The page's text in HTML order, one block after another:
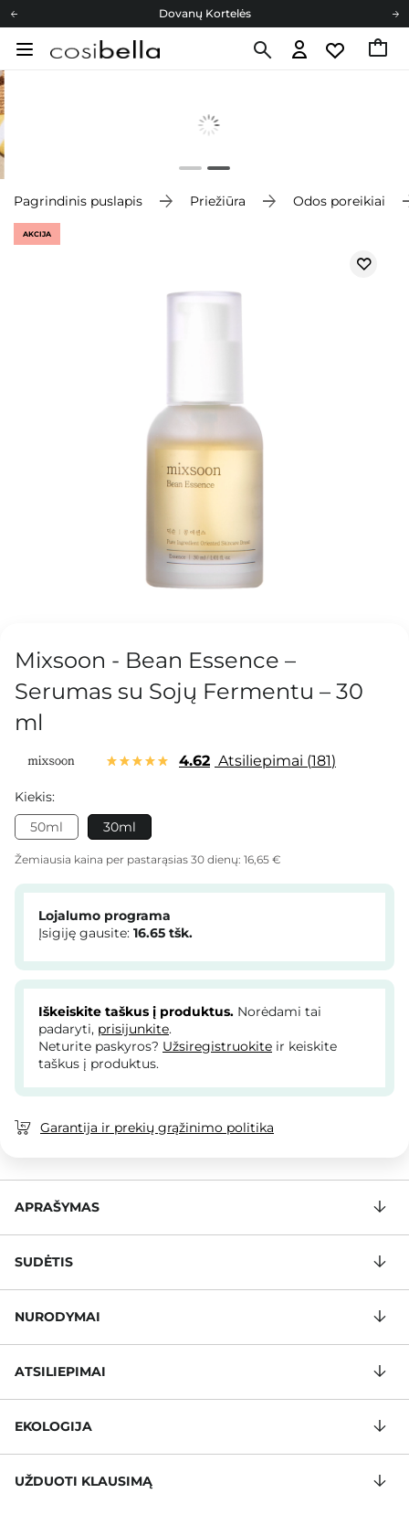
Dovanų Kortelės
Cosibella lojalumo programa
Pagrindinis puslapis Priežiūra Odos poreikiai
AKCIJA
Mixsoon - Bean Essence –
Serumas su Sojų Fermentu – 30
ml
4.62 Atsiliepimai 181
Kiekis:
50ml
30ml
Žemiausia kaina per pastarąsias 30 dienų: 16,65 €
Lojalumo programa
Įsigiję gausite: 16.65 tšk.
Iškeiskite taškus į produktus. Norėdami tai
padaryti, prisijunkite.
Neturite paskyros? Užsiregistruokite ir keiskite
taškus į produktus.
Garantija ir prekių grąžinimo politika
APRAŠYMAS
SUDĖTIS
NURODYMAI
ATSILIEPIMAI
EKOLOGIJA
UŽDUOTI KLAUSIMĄ